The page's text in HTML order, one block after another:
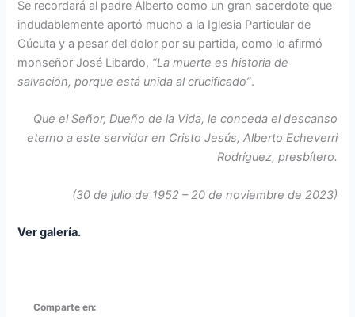
Se recordará al padre Alberto como un gran sacerdote que
indudablemente aportó mucho a la Iglesia Particular de
Cúcuta y a pesar del dolor por su partida, como lo afirmó
monseñor José Libardo, “La muerte es historia de
salvación, porque está unida al crucificado”.
Que el Señor, Dueño de la Vida, le conceda el descanso
eterno a este servidor en Cristo Jesús, Alberto Echeverri
Rodríguez, presbítero.
(30 de julio de 1952 – 20 de noviembre de 2023)
Ver galería.
Comparte en: